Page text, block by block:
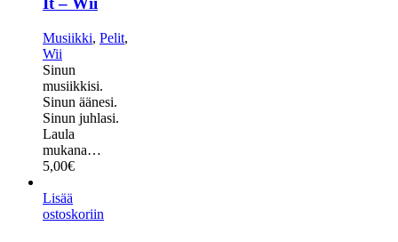
Musiikki, Pelit,
Wii
Sinun
musiikkisi.
Sinun äänesi.
Sinun juhlasi.
Laula
mukana…
5,00€
Lisää
ostoskoriin